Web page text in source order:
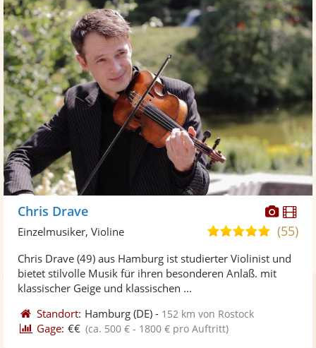
Fotos
Chris Drave
5,0
5
(55)
Einzelmusiker, Violine
Chris Drave (49) aus Hamburg ist studierter Violinist und
bietet stilvolle Musik für ihren besonderen Anlaß. mit
klassischer Geige und klassischen ...
Standort: Hamburg (DE) - 152 km von Rostock
Gage: €€ (ca. 500 € - 1800 € pro Auftritt)